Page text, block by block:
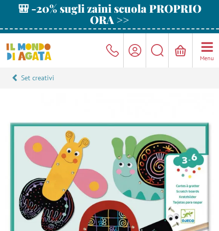
🎒 -20% sugli zaini scuola PROPRIO
ORA >>
Menu
Set creativi